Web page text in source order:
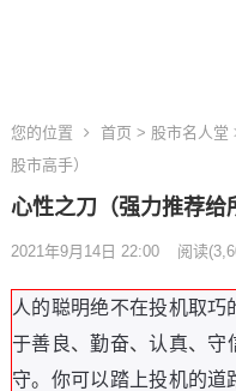
您的位置 首页 > 股市名人堂
股市高手）
心性之刀（强力推荐给
2021年9月14日 22:00 阅读
人的聪明绝不在投机取巧
于善良、 勤奋、认真、 守
守。 你可以踏上投机的道